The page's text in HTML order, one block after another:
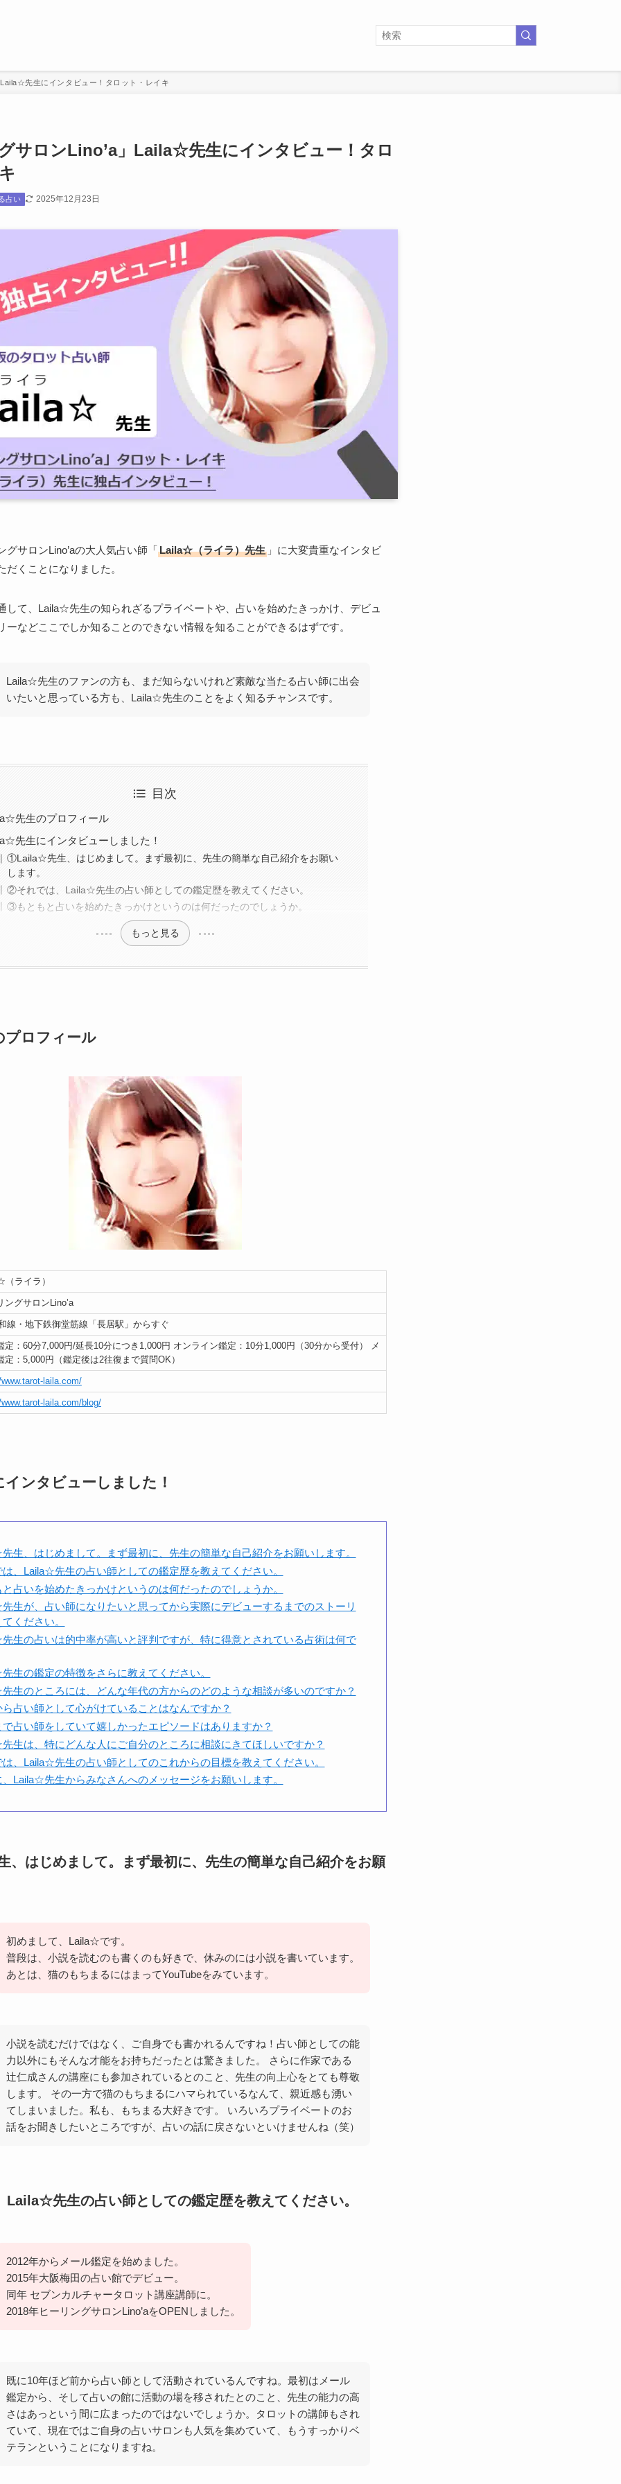
Laila☆先生にインタビュー！タロット・レイキ
グサロンLino’a」Laila☆先生にインタビュー！タロ
占い 2025年12月23日
グサロンLino’aの大人気占い師「Laila☆（ライラ）先生 」に大変貴重なインタビ
だくことになりました。
して、Laila☆先生の知られざるプライベートや、占いを始めたきっかけ、デビュ
ーなどここでしか知ることのできない情報を知ることができるはずです。
Laila☆先生のファンの方も、まだ知らないけれど素敵な当たる占い師に出会
いたいと思っている方も、Laila☆先生のことをよく知るチャンスです。
目次
先生のプロフィール
先生にインタビューしました！
①Laila☆先生、はじめまして。まず最初に、先生の簡単な自己紹介をお願い
します。
②それでは、Laila☆先生の占い師としての鑑定歴を教えてください。
③もともと占いを始めたきっかけというのは何だったのでしょうか。
もっと見る
ロフィール
（ライラ）
ングサロンLino’a
線・地下鉄御堂筋線「長居駅」からすぐ
定：60分7,000円/延長10分につき1,000円 オンライン鑑定：10分1,000円（30分から受付） メ
定：5,000円（鑑定後は2往復まで質問OK）
laila.com/
laila.com/blog/
ンタビューしました！
生、はじめまして。まず最初に、先生の簡単な自己紹介をお願いします。
、Laila☆先生の占い師としての鑑定歴を教えてください。
占いを始めたきっかけというのは何だったのでしょうか。
生が、占い師になりたいと思ってから実際にデビューするまでのストーリ
ください。
生の占いは的中率が高いと評判ですが、特に得意とされている占術は何で
生の鑑定の特徴をさらに教えてください。
生のところには、どんな年代の方からのどのような相談が多いのですか？
占い師として心がけていることはなんですか？
占い師をしていて嬉しかったエピソードはありますか？
生は、特にどんな人にご自分のところに相談にきてほしいですか？
、Laila☆先生の占い師としてのこれからの目標を教えてください。
Laila☆先生からみなさんへのメッセージをお願いします。
はじめまして。まず最初に、先生の簡単な自己紹介をお願
初めまして、Laila☆です。
普段は、小説を読むのも書くのも好きで、休みのには小説を書いています。
あとは、猫のもちまるにはまってYouTubeをみています。
小説を読むだけではなく、ご自身でも書かれるんですね！占い師としての能
力以外にもそんな才能をお持ちだったとは驚きました。 さらに作家である
辻仁成さんの講座にも参加されているとのこと、先生の向上心をとても尊敬
します。 その一方で猫のもちまるにハマられているなんて、親近感も湧い
てしまいました。私も、もちまる大好きです。 いろいろプライベートのお
話をお聞きしたいところですが、占いの話に戻さないといけませんね（笑）
先生の占い師としての鑑定歴を教えてください。
2012年からメール鑑定を始めました。
2015年大阪梅田の占い館でデビュー。
同年 セブンカルチャータロット講座講師に。
2018年ヒーリングサロンLino’aをOPENしました。
既に10年ほど前から占い師として活動されているんですね。最初はメール
鑑定から、そして占いの館に活動の場を移されたとのこと、先生の能力の高
さはあっという間に広まったのではないでしょうか。タロットの講師もされ
ていて、現在ではご自身の占いサロンも人気を集めていて、もうすっかりベ
テランということになりますね。